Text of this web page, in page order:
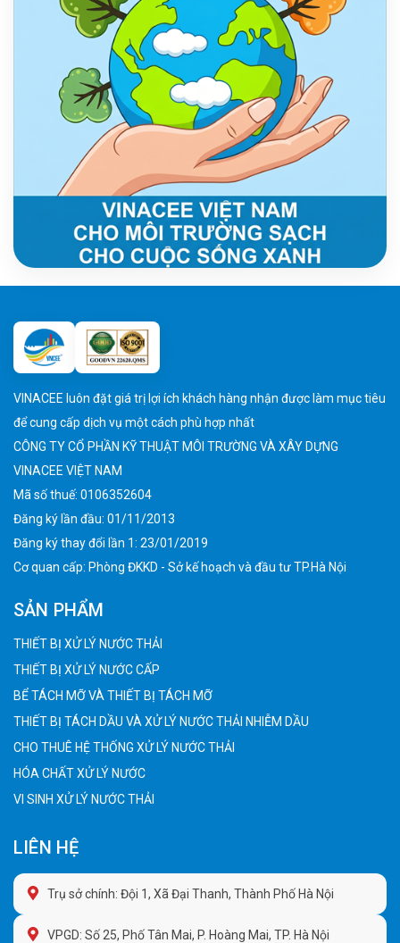
VINACEE luôn đặt giá trị lợi ích khách hàng nhận được làm mục tiêu
để cung cấp dịch vụ một cách phù hợp nhất
CÔNG TY CỔ PHẦN KỸ THUẬT MÔI TRƯỜNG VÀ XÂY DỰNG
VINACEE VIỆT NAM
Mã số thuế: 0106352604
Đăng ký lần đầu: 01/11/2013
Đăng ký thay đổi lần 1: 23/01/2019
Cơ quan cấp: Phòng ĐKKD - Sở kế hoạch và đầu tư TP.Hà Nội
SẢN PHẨM
THIẾT BỊ XỬ LÝ NƯỚC THẢI
THIẾT BỊ XỬ LÝ NƯỚC CẤP
BỂ TÁCH MỠ VÀ THIẾT BỊ TÁCH MỠ
THIẾT BỊ TÁCH DẦU VÀ XỬ LÝ NƯỚC THẢI NHIỄM DẦU
CHO THUÊ HỆ THỐNG XỬ LÝ NƯỚC THẢI
HÓA CHẤT XỬ LÝ NƯỚC
VI SINH XỬ LÝ NƯỚC THẢI
LIÊN HỆ
Trụ sở chính: Đội 1, Xã Đại Thanh, Thành Phố Hà Nội
VPGD: Số 25, Phố Tân Mai, P. Hoàng Mai, TP. Hà Nội